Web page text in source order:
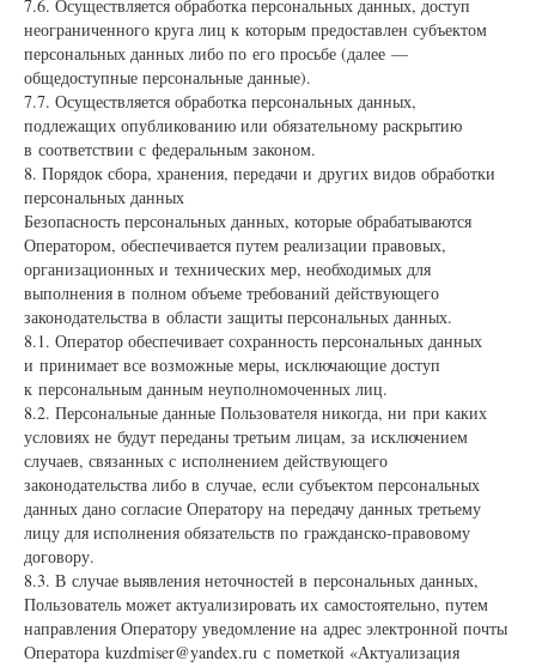
7.6. Осуществляется обработка персональных данных, доступ
неограниченного круга лиц к которым предоставлен субъектом
персональных данных либо по его просьбе (далее —
общедоступные персональные данные).
7.7. Осуществляется обработка персональных данных,
подлежащих опубликованию или обязательному раскрытию
в соответствии с федеральным законом.
8. Порядок сбора, хранения, передачи и других видов обработки
персональных данных
Безопасность персональных данных, которые обрабатываются
Оператором, обеспечивается путем реализации правовых,
организационных и технических мер, необходимых для
выполнения в полном объеме требований действующего
законодательства в области защиты персональных данных.
8.1. Оператор обеспечивает сохранность персональных данных
и принимает все возможные меры, исключающие доступ
к персональным данным неуполномоченных лиц.
8.2. Персональные данные Пользователя никогда, ни при каких
условиях не будут переданы третьим лицам, за исключением
случаев, связанных с исполнением действующего
законодательства либо в случае, если субъектом персональных
данных дано согласие Оператору на передачу данных третьему
лицу для исполнения обязательств по гражданско-правовому
договору.
8.3. В случае выявления неточностей в персональных данных,
Пользователь может актуализировать их самостоятельно, путем
направления Оператору уведомление на адрес электронной почты
Оператора kuzdmiser@yandex.ru с пометкой «Актуализация